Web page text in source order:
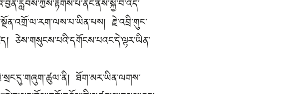
རྗེ་འབྲི་གུང་
ཅེས་གསུངས་པའི་དགོངས་པའང་དེ་ལྟར་ཡིན་
ཐོག་མར་ཡིན་ལགས་